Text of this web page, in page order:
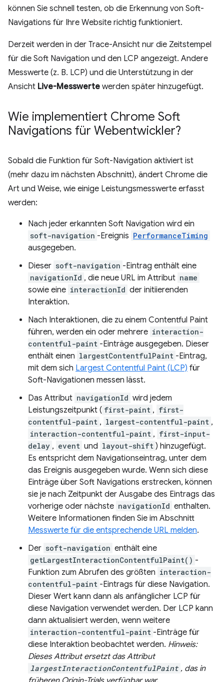
können Sie schnell testen, ob die Erkennung von Soft-
Navigations für Ihre Website richtig funktioniert.
Derzeit werden in der Trace-Ansicht nur die Zeitstempel
für die Soft Navigation und den LCP angezeigt. Andere
Messwerte (z. B. LCP) und die Unterstützung in der
Ansicht Live-Messwerte werden später hinzugefügt.
Wie implementiert Chrome Soft
Navigations für Webentwickler?
Sobald die Funktion für Soft-Navigation aktiviert ist
(mehr dazu im nächsten Abschnitt), ändert Chrome die
Art und Weise, wie einige Leistungsmesswerte erfasst
werden:
Nach jeder erkannten Soft Navigation wird ein
soft-navigation -Ereignis PerformanceTiming
ausgegeben.
Dieser soft-navigation -Eintrag enthält eine
navigationId , die neue URL im Attribut name
sowie eine interactionId der initiierenden
Interaktion.
Nach Interaktionen, die zu einem Contentful Paint
führen, werden ein oder mehrere interaction-
contentful-paint -Einträge ausgegeben. Dieser
enthält einen largestContentfulPaint -Eintrag,
mit dem sich Largest Contentful Paint (LCP) für
Soft-Navigationen messen lässt.
Das Attribut navigationId wird jedem
Leistungszeitpunkt ( first-paint , first-
contentful-paint , largest-contentful-paint ,
interaction-contentful-paint , first-input-
delay , event und layout-shift ) hinzugefügt.
Es entspricht dem Navigationseintrag, unter dem
das Ereignis ausgegeben wurde. Wenn sich diese
Einträge über Soft Navigations erstrecken, können
sie je nach Zeitpunkt der Ausgabe des Eintrags das
vorherige oder nächste navigationId enthalten.
Weitere Informationen finden Sie im Abschnitt
Messwerte für die entsprechende URL melden.
Der soft-navigation enthält eine
getLargestInteractionContentfulPaint() -
Funktion zum Abrufen des größten interaction-
contentful-paint -Eintrags für diese Navigation.
Dieser Wert kann dann als anfänglicher LCP für
diese Navigation verwendet werden. Der LCP kann
dann aktualisiert werden, wenn weitere
interaction-contentful-paint -Einträge für
diese Interaktion beobachtet werden. Hinweis:
Dieses Attribut ersetzt das Attribut
largestInteractionContentfulPaint , das in